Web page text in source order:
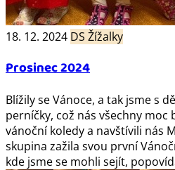
18. 12. 2024 DS Žížalky
Prosinec 2024
Blížily se Vánoce, a tak jsme s
perníčky, což nás všechny moc
vánoční koledy a navštívili nás
skupina zažila svou první
kde jsme se mohli sejít,